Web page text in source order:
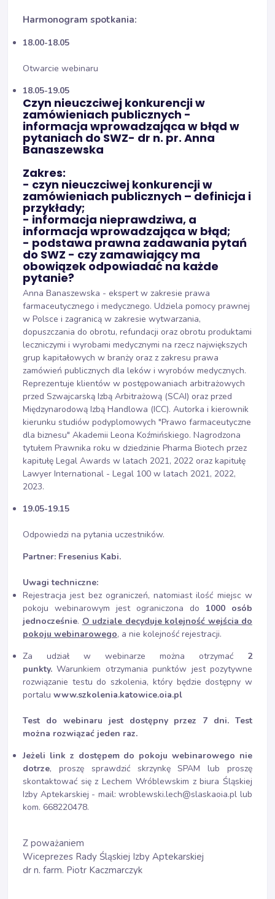
Harmonogram spotkania:
18.00-18.05
Otwarcie webinaru
18.05-19.05
Czyn nieuczciwej konkurencji w
zamówieniach publicznych -
informacja wprowadzająca w błąd w
pytaniach do SWZ- dr n. pr. Anna
Banaszewska
Zakres:
- czyn nieuczciwej konkurencji w
zamówieniach publicznych – definicja i
przykłady;
- informacja nieprawdziwa, a
informacja wprowadzająca w błąd;
- podstawa prawna zadawania pytań
do SWZ - czy zamawiający ma
obowiązek odpowiadać na każde
pytanie?
Anna Banaszewska - ekspert w zakresie prawa
farmaceutycznego i medycznego. Udziela pomocy prawnej
w Polsce i zagranicą w zakresie wytwarzania,
dopuszczania do obrotu, refundacji oraz obrotu produktami
leczniczymi i wyrobami medycznymi na rzecz największych
grup kapitałowych w branży oraz z zakresu prawa
zamówień publicznych dla leków i wyrobów medycznych.
Reprezentuje klientów w postępowaniach arbitrażowych
przed Szwajcarską Izbą Arbitrażową (SCAI) oraz przed
Międzynarodową Izbą Handlowa (ICC). Autorka i kierownik
kierunku studiów podyplomowych "Prawo farmaceutyczne
dla biznesu" Akademii Leona Koźmińskiego. Nagrodzona
tytułem Prawnika roku w dziedzinie Pharma Biotech przez
kapitułę Legal Awards w latach 2021, 2022 oraz kapitułę
Lawyer International - Legal 100 w latach 2021, 2022,
2023.
19.05-19.15
Odpowiedzi na pytania uczestników.
Partner: Fresenius Kabi.
Uwagi techniczne:
Rejestracja jest bez ograniczeń, natomiast ilość miejsc w
pokoju webinarowym jest ograniczona do 1000 osób
jednocześnie. O udziale decyduje kolejność wejścia do
pokoju webinarowego, a nie kolejność rejestracji.
Za udział w webinarze można otrzymać 2
punkty. Warunkiem otrzymania punktów jest pozytywne
rozwiązanie testu do szkolenia, który będzie dostępny w
portalu www.szkolenia.katowice.oia.pl
Test do webinaru jest dostępny przez 7 dni. Test
można rozwiązać jeden raz.
Jeżeli link z dostępem do pokoju webinarowego nie
dotrze, proszę sprawdzić skrzynkę SPAM lub proszę
skontaktować się z Lechem Wróblewskim z biura Śląskiej
Izby Aptekarskiej - mail: wroblewski.lech@slaskaoia.pl lub
kom. 668220478.
Z poważaniem
Wiceprezes Rady Śląskiej Izby Aptekarskiej
dr n. farm. Piotr Kaczmarczyk